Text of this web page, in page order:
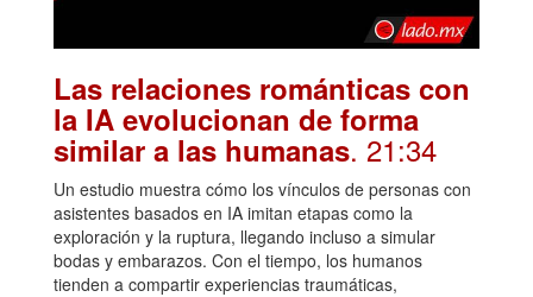
Las relaciones románticas con
la IA evolucionan de forma
similar a las humanas. 21:34
Un estudio muestra cómo los vínculos de personas con
asistentes basados en IA imitan etapas como la
exploración y la ruptura, llegando incluso a simular
bodas y embarazos. Con el tiempo, los humanos
tienden a compartir experiencias traumáticas,